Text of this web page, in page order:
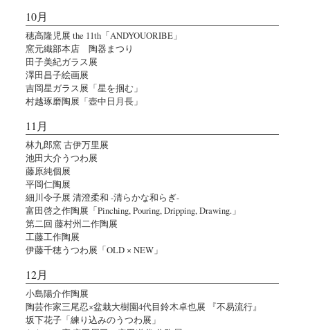
10月
穂高隆児展 the 11th「ANDYOUORIBE」
窯元織部本店 陶器まつり
田子美紀ガラス展
澤田昌子絵画展
吉岡星ガラス展「星を掴む」
村越琢磨陶展「壺中日月長」
11月
林九郎窯 古伊万里展
池田大介うつわ展
藤原純個展
平岡仁陶展
細川令子展 清澄柔和 -清らかな和らぎ-
富田啓之作陶展「Pinching, Pouring, Dripping, Drawing.」
第二回 藤村州二作陶展
工藤工作陶展
伊藤千穂うつわ展「OLD × NEW」
12月
小島陽介作陶展
陶芸作家三尾忍×盆栽大樹園4代目鈴木卓也展 『不易流行』
坂下花子「練り込みのうつわ展」